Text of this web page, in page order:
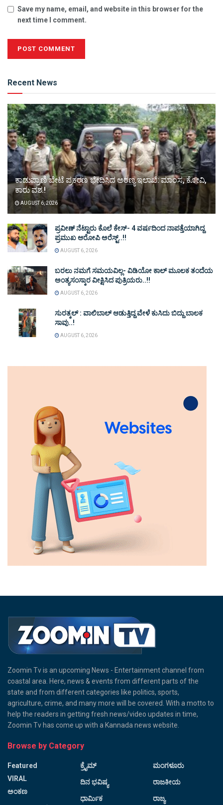
Save my name, email, and website in this browser for the
next time I comment.
Recent News
ಕಾಡುಪ್ರಾಣಿ ಬೇಟೆ ಪ್ರಕರಣ ಭೇದಿಸಿದ ಅರಣ್ಯ ಇಲಾಖೆ: ಮಾಂಸ, ಕೋವಿ,
ಕಾರು ವಶ.!
AUGUST 6, 2026
ಪ್ರವೀಣ್ ನೆಟ್ಟಾರು ಕೊಲೆ ಕೇಸ್‌- 4 ವರ್ಷದಿಂದ ನಾಪತ್ತೆಯಾಗಿದ್ದ
ಪ್ರಮುಖ ಆರೋಪಿ ಅರೆಸ್ಟ್‌..!!
AUGUST 6, 2026
ಬರಲು ನಮಗೆ ಸಮಯವಿಲ್ಲ- ವಿಡಿಯೋ ಕಾಲ್ ಮೂಲಕ ತಂದೆಯ
ಅಂತ್ಯಸಂಸ್ಕಾರ ವೀಕ್ಷಿಸಿದ ಪುತ್ರಿಯರು..!!
AUGUST 6, 2026
ಸುರತ್ಕಲ್ : ವಾಲಿಬಾಲ್ ಆಡುತ್ತಿದ್ದ ವೇಳೆ ಕುಸಿದು ಬಿದ್ದು ಬಾಲಕ
ಸಾವು..!
AUGUST 6, 2026
Zoomin Tv is an upcoming News - Entertainment channel from
coastal area. Here, news & events from different parts of the
state and from different categories like politics, sports,
agriculture, crime, and many more will be covered. With a motto to
help the readers in getting fresh news/video updates in time,
Zoomin Tv has come up with a Kannada news website.
Browse by Category
Featured
VIRAL
ಅಂಕಣ
ಕ್ರೈಮ್
ದಿನ ಭವಿಷ್ಯ
ಧಾರ್ಮಿಕ
ಮಂಗಳೂರು
ರಾಜಕೀಯ
ರಾಜ್ಯ